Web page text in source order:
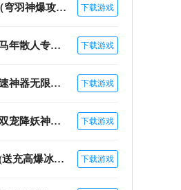
苍穹之剑2（穹羽神爆攻速） 下载游戏
龙魂魔法（马年散人专属） 下载游戏
大屠龙（攻速神器无限刀） 下载游戏
屠龙英雄（双宠降妖神器） 下载游戏
禁地之战（(送充高爆冰雪单职） 下载游戏